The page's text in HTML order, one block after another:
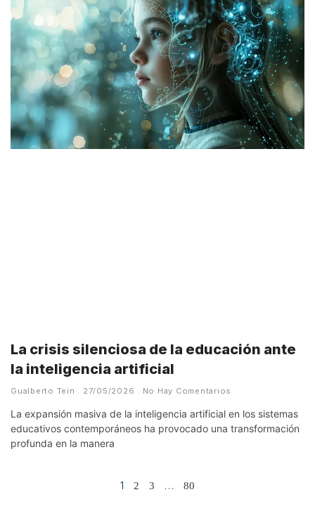
La crisis silenciosa de la educación ante
la inteligencia artificial
Gualberto Tein 27/05/2026 No Hay Comentarios
La expansión masiva de la inteligencia artificial en los sistemas
educativos contemporáneos ha provocado una transformación
profunda en la manera
1 2 3 … 80